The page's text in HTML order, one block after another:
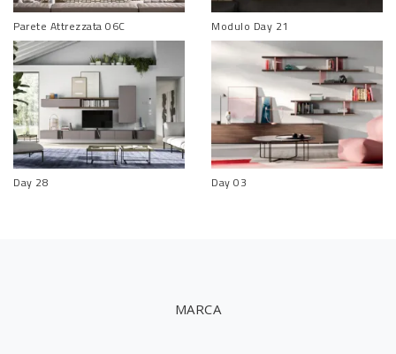
Parete Attrezzata 06C Modulo Day 21
Day 28 Day 03
MARCA